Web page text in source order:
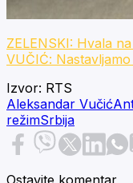
ZELENSKI: Hvala
VUČIĆ:
Izvor: RTS
Aleksandar Vučić
režimSrbija
Ostavite komentar